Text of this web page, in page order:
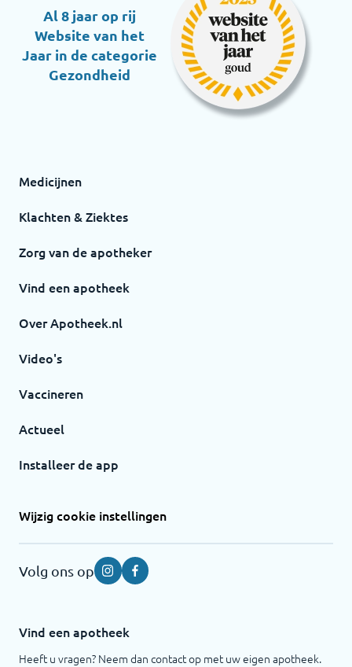
Al 8 jaar op rij
Website van het
Jaar in de categorie
Gezondheid
Medicijnen
Klachten & Ziektes
Zorg van de apotheker
Vind een apotheek
Over Apotheek.nl
Video's
Vaccineren
Actueel
Installeer de app
Wijzig cookie instellingen
Volg ons op InstagramFacebook
Vind een apotheek
Heeft u vragen? Neem dan contact op met uw eigen apotheek.